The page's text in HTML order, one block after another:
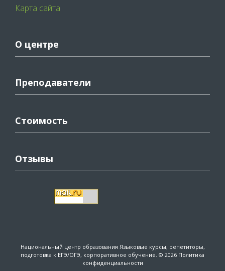
Карта сайта
О центре
Преподаватели
Стоимость
Отзывы
Национальный центр образования Языковые курсы, репетиторы,
подготовка к ЕГЭ/ОГЭ, корпоративное обучение. © 2026 Политика
конфиденциальности